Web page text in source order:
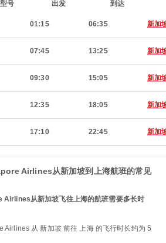
号 出发 到达
01:15 06:35 新加
07:45 13:25 新加
09:30 15:05 新加
12:35 18:05 新加
17:10 22:45 新加
Airlines从新加坡到上海航班的常见
Airlines从新加坡飞往上海的航班需要多长时